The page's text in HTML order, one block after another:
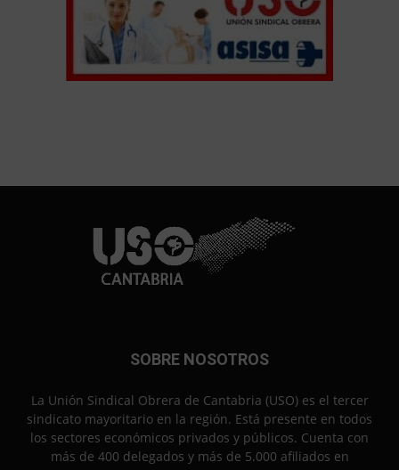
SOBRE NOSOTROS
La Unión Sindical Obrera de Cantabria (USO) es el tercer
sindicato mayoritario en la región. Está presente en todos
los sectores económicos privados y públicos. Cuenta con
más de 400 delegados y más de 5.000 afiliados en